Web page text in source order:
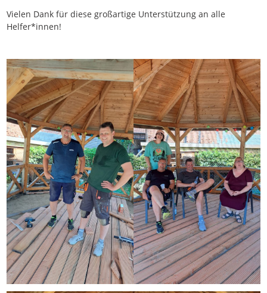
Vielen Dank für diese großartige Unterstützung an alle
Helfer*innen!